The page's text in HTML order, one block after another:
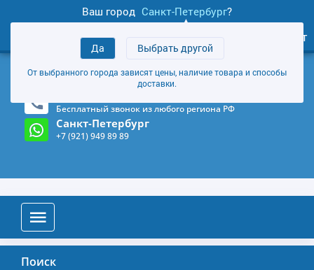
Ваш город Санкт-Петербург?
Да Выбрать другой
От выбранного города зависят цены, наличие товара и способы
доставки.
товаров
Личный кабинет
+7 (921) 949 89 89
Магазин и склад в Санкт-Петербурге (Карта)
Бесплатный звонок из любого региона РФ
Санкт-Петербург
+7 (921) 949 89 89
Поиск